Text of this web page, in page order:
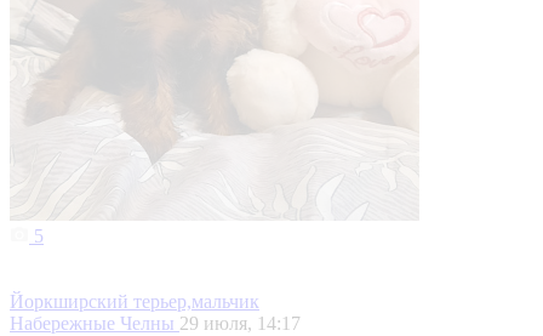
5
Йоркширский терьер,мальчик
Набережные Челны 29 июля, 14:17